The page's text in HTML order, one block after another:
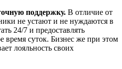
поддержку. В отличие от
не устают и не нуждаются в
24/7 и предоставлять
время суток. Бизнес же при этом
лояльность своих